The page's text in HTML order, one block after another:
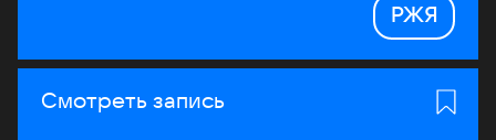
РЖЯ
Смотреть запись